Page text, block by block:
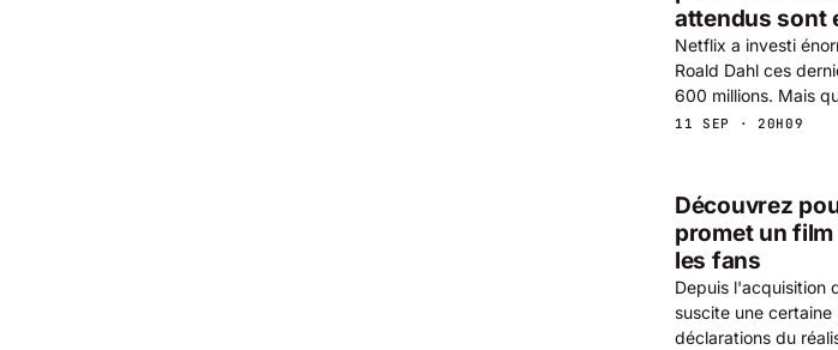
attendus sont
Netflix a investi
Roald Dahl ces
600 millions. Mais
11 SEP · 20H09
Découvrez
promet un film
les fans
Depuis l'acquisition
suscite une
déclarations du